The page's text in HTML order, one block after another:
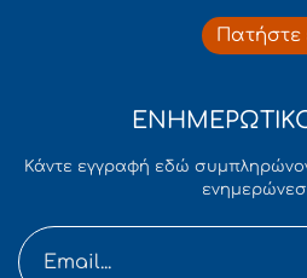
Πατήστε
Κάντε εγγραφή εδώ